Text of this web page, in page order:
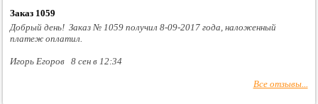
Заказ 1059
Добрый день! Заказ № 1059 получил 8-09-2017 года, наложенный
платеж оплатил.
Игорь Егоров 8 сен в 12:34
Все отзывы...